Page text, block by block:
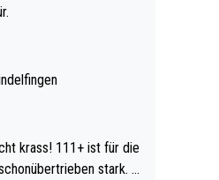
ist für die
stark. U